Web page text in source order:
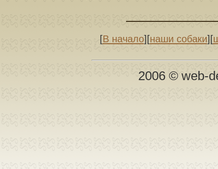
[В начало][наши собаки][
2006 © web-